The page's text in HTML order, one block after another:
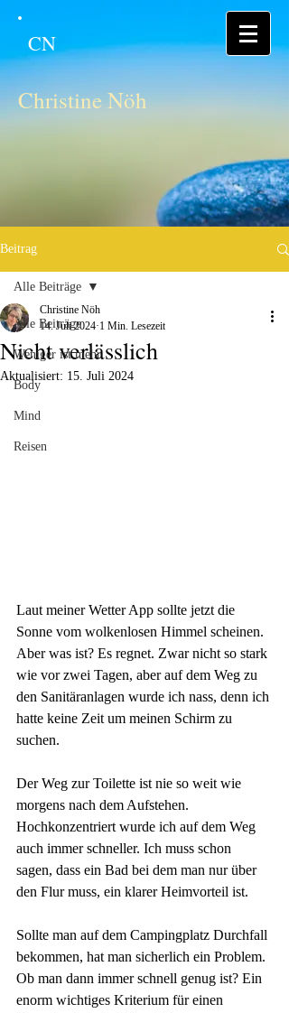
CN
Christine Nöh
Beitrag
Alle Beiträge
Weniger ist mehr
Body
Mind
Reisen
Alle Beiträge
Nicht verlässlich
Christine Nöh
14. Juli 2024 1 Min. Lesezeit
Aktualisiert: 15. Juli 2024
Laut meiner Wetter App sollte jetzt die
Sonne vom wolkenlosen Himmel scheinen.
Aber was ist? Es regnet. Zwar nicht so stark
wie vor zwei Tagen, aber auf dem Weg zu
den Sanitäranlagen wurde ich nass, denn ich
hatte keine Zeit um meinen Schirm zu
suchen.
Der Weg zur Toilette ist nie so weit wie
morgens nach dem Aufstehen.
Hochkonzentriert wurde ich auf dem Weg
auch immer schneller. Ich muss schon
sagen, dass ein Bad bei dem man nur über
den Flur muss, ein klarer Heimvorteil ist.
Sollte man auf dem Campingplatz Durchfall
bekommen, hat man sicherlich ein Problem.
Ob man dann immer schnell genug ist? Ein
enorm wichtiges Kriterium für einen